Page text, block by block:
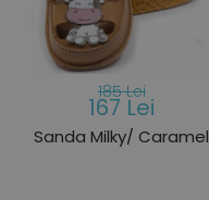
185 Lei
167 Lei
Sanda Milky/ Caramel